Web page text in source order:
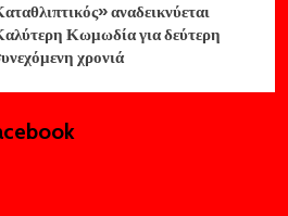
αναδεικνύεται
Κωμωδία για δεύτερη
χρονιά